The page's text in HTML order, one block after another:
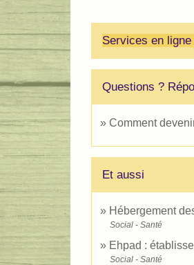
Services en
Questions ?
Comment
Et aussi
Hébergement
Social - Santé
Ehpad :
Social - Santé